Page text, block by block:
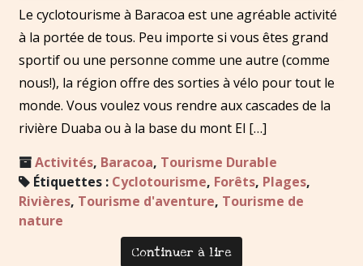
Le cyclotourisme à Baracoa est une agréable activité
à la portée de tous. Peu importe si vous êtes grand
sportif ou une personne comme une autre (comme
nous!), la région offre des sorties à vélo pour tout le
monde. Vous voulez vous rendre aux cascades de la
rivière Duaba ou à la base du mont El […]
Activités, Baracoa, Tourisme Durable
Étiquettes : Cyclotourisme, Forêts, Plages,
Rivières, Tourisme d'aventure, Tourisme de
nature
Continuer à lire